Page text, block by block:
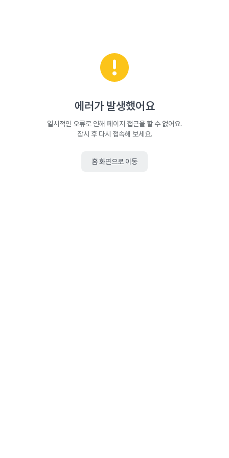
에러가 발생했어요
일시적인 오류로 인해 페이지 접근을 할 수 없어요.
잠시 후 다시 접속해 보세요.
홈 화면으로 이동